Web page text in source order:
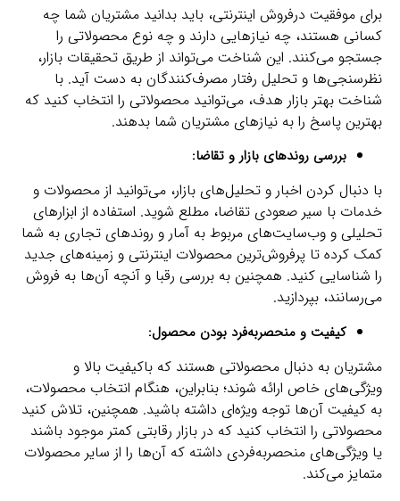
برای موفقیت درفروش اینترنتی، باید بدانید مشتریان شما چه
کسانی هستند، چه نیازهایی دارند و چه نوع محصولاتی را
جستجو می‌کنند. این شناخت می‌تواند از طریق تحقیقات بازار،
نظرسنجی‌ها و تحلیل رفتار مصرف‌کنندگان به دست آید. با
شناخت بهتر بازار هدف، می‌توانید محصولاتی را انتخاب کنید که
بهترین پاسخ را به نیازهای مشتریان شما بدهند.
بررسی روندهای بازار و تقاضا:
با دنبال کردن اخبار و تحلیل‌های بازار، می‌توانید از محصولات و
خدمات با سیر صعودی تقاضا، مطلع شوید. استفاده از ابزارهای
تحلیلی و وب‌سایت‌های مربوط به آمار و روندهای تجاری به شما
کمک کرده تا پرفروش‌ترین محصولات اینترنتی و زمینه‌های جدید
را شناسایی کنید. همچنین به بررسی رقبا و آنچه آن‌ها به فروش
می‌رسانند، بپردازید.
کیفیت و منحصربه‌فرد بودن محصول:
مشتریان به دنبال محصولاتی هستند که باکیفیت بالا و
ویژگی‌های خاص ارائه شوند؛ بنابراین، هنگام انتخاب محصولات،
به کیفیت آن‌ها توجه ویژه‌ای داشته باشید. همچنین، تلاش کنید
محصولاتی را انتخاب کنید که در بازار رقابتی کمتر موجود باشند
یا ویژگی‌های منحصربه‌فردی داشته که آن‌ها را از سایر محصولات
متمایز می‌کند.